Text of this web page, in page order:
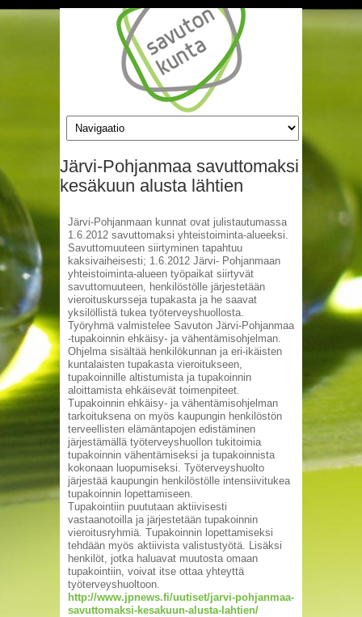
Hyppää pääsisältöön
Järvi-Pohjanmaa savuttomaksi
kesäkuun alusta lähtien
Järvi-Pohjanmaan kunnat ovat julistautumassa
1.6.2012 savuttomaksi yhteistoiminta-alueeksi.
Savuttomuuteen siirtyminen tapahtuu
kaksivaiheisesti; 1.6.2012 Järvi- Pohjanmaan
yhteistoiminta-alueen työpaikat siirtyvät
savuttomuuteen, henkilöstölle järjestetään
vieroituskursseja tupakasta ja he saavat
yksilöllistä tukea työterveyshuollosta.
Työryhmä valmistelee Savuton Järvi-Pohjanmaa
-tupakoinnin ehkäisy- ja vähentämisohjelman.
Ohjelma sisältää henkilökunnan ja eri-ikäisten
kuntalaisten tupakasta vieroitukseen,
tupakoinnille altistumista ja tupakoinnin
aloittamista ehkäisevät toimenpiteet.
Tupakoinnin ehkäisy- ja vähentämisohjelman
tarkoituksena on myös kaupungin henkilöstön
terveellisten elämäntapojen edistäminen
järjestämällä työterveyshuollon tukitoimia
tupakoinnin vähentämiseksi ja tupakoinnista
kokonaan luopumiseksi. Työterveyshuolto
järjestää kaupungin henkilöstölle intensiivitukea
tupakoinnin lopettamiseen.
Tupakointiin puututaan aktiivisesti
vastaanotoilla ja järjestetään tupakoinnin
vieroitusryhmiä. Tupakoinnin lopettamiseksi
tehdään myös aktiivista valistustyötä. Lisäksi
henkilöt, jotka haluavat muutosta omaan
tupakointiin, voivat itse ottaa yhteyttä
työterveyshuoltoon.
http://www.jpnews.fi/uutiset/jarvi-pohjanmaa-
savuttomaksi-kesakuun-alusta-lahtien/